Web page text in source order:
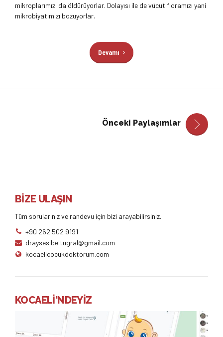
mikroplarımızı da öldürüyorlar. Dolayısı ile de vücut floramızı yani
mikrobiyatımızı bozuyorlar.
Devamı
Önceki Paylaşımlar
BİZE ULAŞIN
Tüm sorularınız ve randevu için bizi arayabilirsiniz.
+90 262 502 9191
draysesibeltugral@gmail.com
kocaelicocukdoktorum.com
KOCAELİ'NDEYİZ